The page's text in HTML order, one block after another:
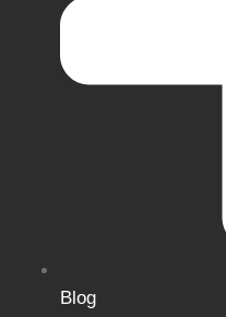
Blog